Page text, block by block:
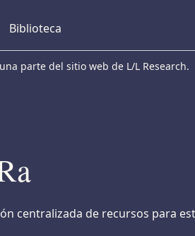
Biblioteca
parte del sitio web de L/L Research.
centralizada de recursos para